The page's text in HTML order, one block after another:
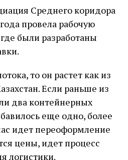
Среднего коридора
провела рабочую
были разработаны
то он растет как из
Если раньше из
два контейнерных
еще одно, более
идет переоформление
цены, идет процесс
логистики.